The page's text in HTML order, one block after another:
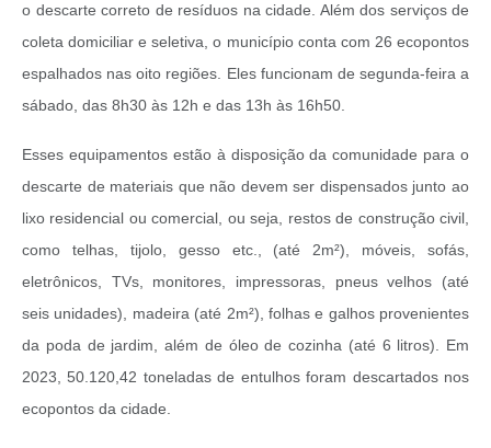
o descarte correto de resíduos na cidade. Além dos serviços de
coleta domiciliar e seletiva, o município conta com 26 ecopontos
espalhados nas oito regiões. Eles funcionam de segunda-feira a
sábado, das 8h30 às 12h e das 13h às 16h50.
Esses equipamentos estão à disposição da comunidade para o
descarte de materiais que não devem ser dispensados junto ao
lixo residencial ou comercial, ou seja, restos de construção civil,
como telhas, tijolo, gesso etc., (até 2m²), móveis, sofás,
eletrônicos, TVs, monitores, impressoras, pneus velhos (até
seis unidades), madeira (até 2m²), folhas e galhos provenientes
da poda de jardim, além de óleo de cozinha (até 6 litros). Em
2023, 50.120,42 toneladas de entulhos foram descartados nos
ecopontos da cidade.